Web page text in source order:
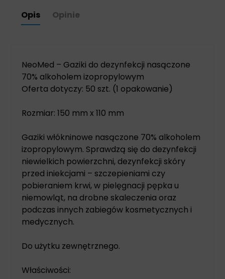
Opis Opinie
NeoMed – Gaziki do dezynfekcji nasączone
70% alkoholem izopropylowym
Oferta dotyczy: 50 szt. (1 opakowanie)
Rozmiar: 150 mm x 110 mm
Gaziki włókninowe nasączone 70% alkoholem
izopropylowym. Sprawdzą się do dezynfekcji
niewielkich powierzchni, dezynfekcji skóry
przed iniekcjami – szczepieniami czy
pobieraniem krwi, w pielęgnacji pępka u
niemowląt, na drobne skaleczenia oraz
podczas innych zabiegów kosmetycznych i
medycznych.
Do użytku zewnętrznego.
Właściwości: